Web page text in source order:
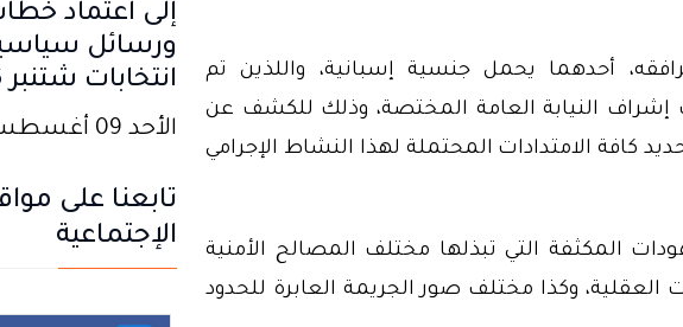
أحدهما يحمل جنسية إسبانية، واللذين تم
النيابة العامة المختصة، وذلك للكشف عن
كافة الامتدادات المحتملة لهذا النشاط الإجرامي
المكثفة التي تبذلها مختلف المصالح الأمنية
العقلية، وكذا مختلف صور الجريمة العابرة للحدود
إلى اعتماد
ورسائل
انتخابات شتنبر 2026
الأحد 09 أغسطس 2026
تابعنا على
الإجتماعية